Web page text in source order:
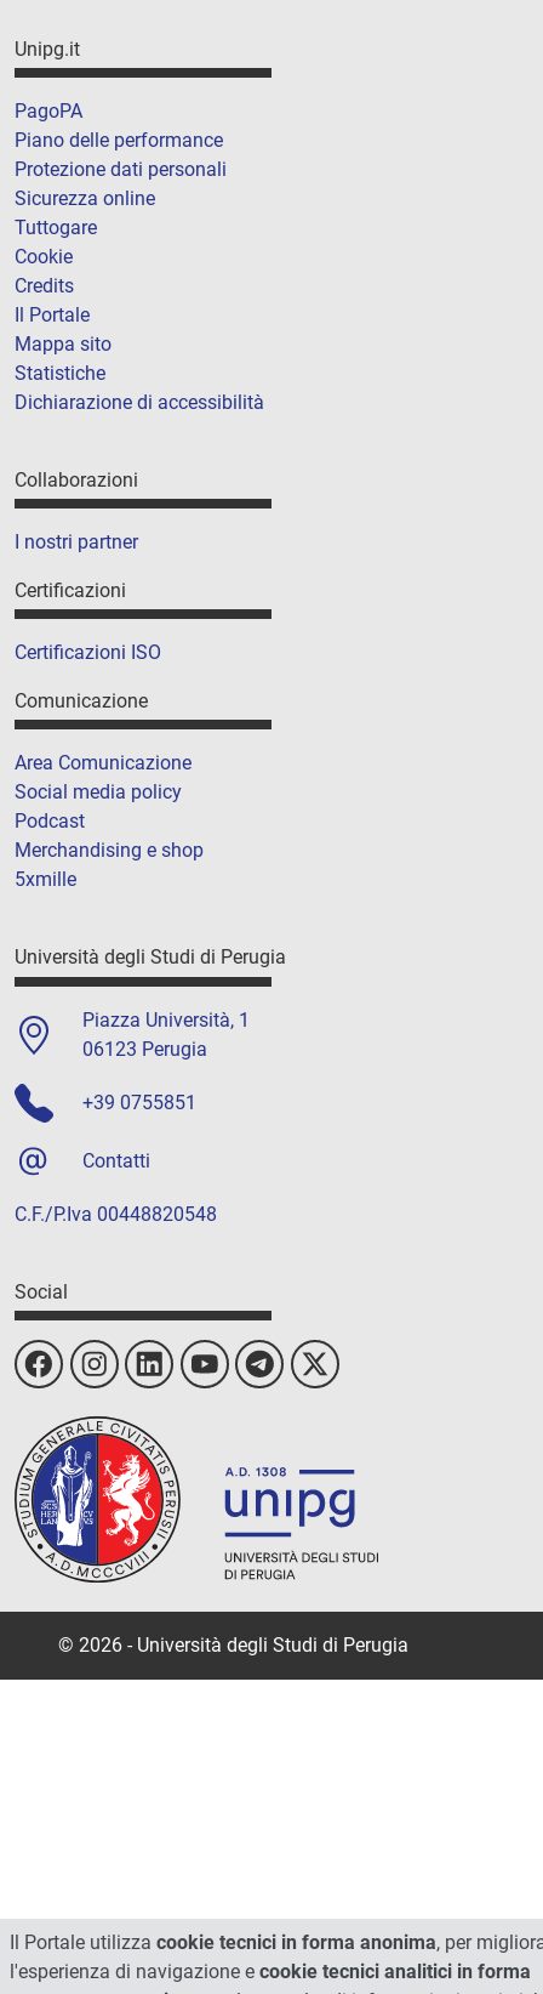
Unipg.it
PagoPA
Piano delle performance
Protezione dati personali
Sicurezza online
Tuttogare
Cookie
Credits
Il Portale
Mappa sito
Statistiche
Dichiarazione di accessibilità
Collaborazioni
I nostri partner
Certificazioni
Certificazioni ISO
Comunicazione
Area Comunicazione
Social media policy
Podcast
Merchandising e shop
5xmille
Università degli Studi di Perugia
Piazza Università, 1
06123 Perugia
+39 0755851
Contatti
C.F./P.Iva 00448820548
Social
© 2026 - Università degli Studi di Perugia
Il Portale utilizza cookie tecnici in forma anonima, per
l'esperienza di navigazione e cookie tecnici analitici in forma